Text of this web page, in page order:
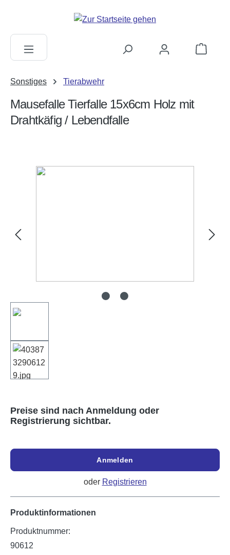
Sonstiges Tierabwehr
Mausefalle Tierfalle 15x6cm Holz mit
Drahtkäfig / Lebendfalle
Bildergalerie überspringen
Preise sind nach Anmeldung oder
Registrierung sichtbar.
Anmelden
oder Registrieren
Produktinformationen
Produktnummer:
90612